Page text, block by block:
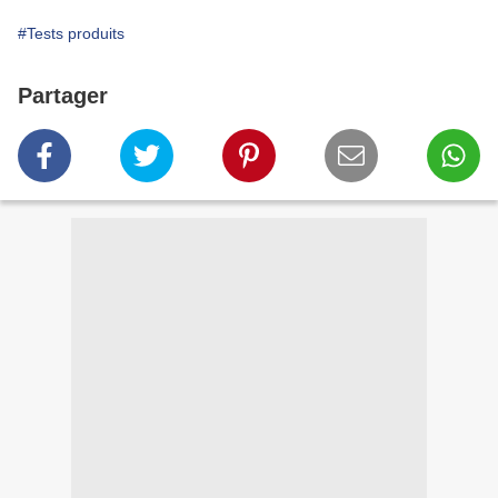
#Tests produits
Partager